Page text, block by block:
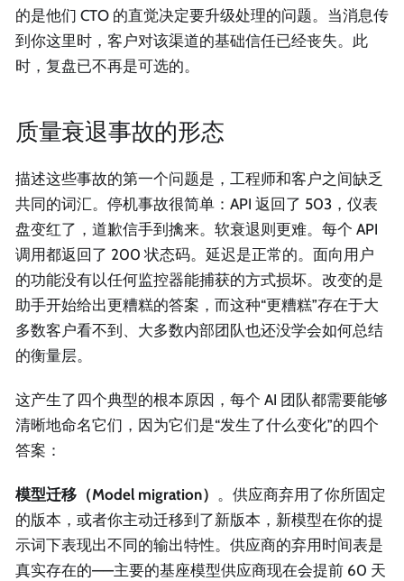
的是他们 CTO 的直觉决定要升级处理的问题。当消息传
到你这里时，客户对该渠道的基础信任已经丧失。此
时，复盘已不再是可选的。
质量衰退事故的形态
描述这些事故的第一个问题是，工程师和客户之间缺乏
共同的词汇。停机事故很简单：API 返回了 503，仪表
盘变红了，道歉信手到擒来。软衰退则更难。每个 API
调用都返回了 200 状态码。延迟是正常的。面向用户
的功能没有以任何监控器能捕获的方式损坏。改变的是
助手开始给出更糟糕的答案，而这种“更糟糕”存在于大
多数客户看不到、大多数内部团队也还没学会如何总结
的衡量层。
这产生了四个典型的根本原因，每个 AI 团队都需要能够
清晰地命名它们，因为它们是“发生了什么变化”的四个
答案：
模型迁移（Model migration） 。供应商弃用了你所固定
的版本，或者你主动迁移到了新版本，新模型在你的提
示词下表现出不同的输出特性。供应商的弃用时间表是
真实存在的——主要的基座模型供应商现在会提前 60 天